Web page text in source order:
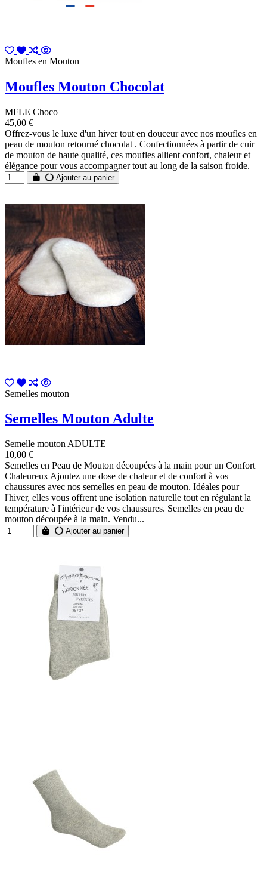
Moufles en Mouton
Moufles Mouton Chocolat
MFLE Choco
45,00 €
Offrez-vous le luxe d'un hiver tout en douceur avec nos moufles en
peau de mouton retourné chocolat . Confectionnées à partir de cuir
de mouton de haute qualité, ces moufles allient confort, chaleur et
élégance pour vous accompagner tout au long de la saison froide.
Ajouter au panier
Semelles mouton
Semelles Mouton Adulte
Semelle mouton ADULTE
10,00 €
Semelles en Peau de Mouton découpées à la main pour un Confort
Chaleureux Ajoutez une dose de chaleur et de confort à vos
chaussures avec nos semelles en peau de mouton. Idéales pour
l'hiver, elles vous offrent une isolation naturelle tout en régulant la
température à l'intérieur de vos chaussures. Semelles en peau de
mouton découpée à la main. Vendu...
Ajouter au panier